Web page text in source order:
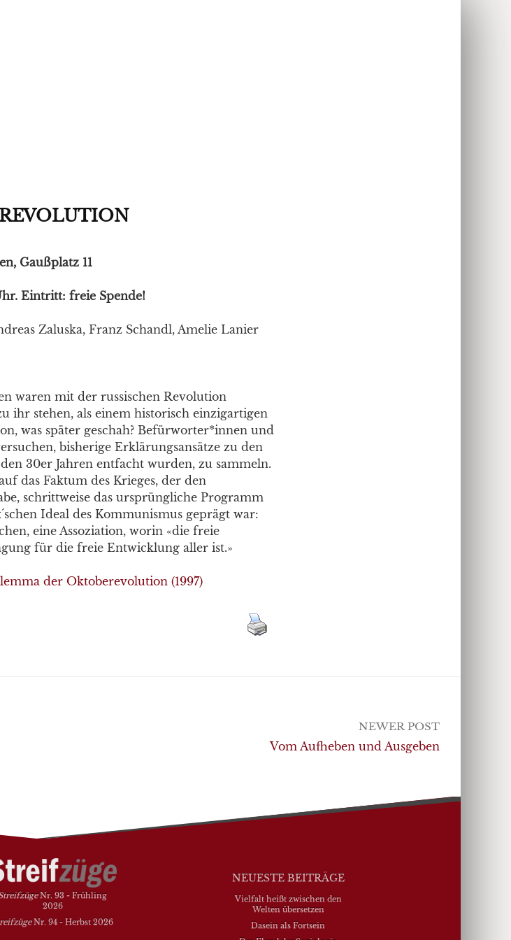
Gaußplatz 11
Eintritt: freie Spende!
Zaluska, Franz Schandl, Amelie Lanier
waren mit der russischen Revolution
ihr stehen, als einem historisch einzigartigen
was später geschah? Befürworter*innen und
bisherige Erklärungsansätze zu den
30er Jahren entfacht wurden, zu sammeln.
das Faktum des Krieges, der den
schrittweise das ursprüngliche Programm
Ideal des Kommunismus geprägt war:
eine Assoziation, worin «die freie
für die freie Entwicklung aller ist.»
der Oktoberevolution (1997)
NEWER POST
Vom Aufheben und Ausgeben
Nr. 93 - Frühling
2026
Nr. 94 - Herbst 2026
NEUESTE BEITRÄGE
Vielfalt heißt zwischen den
Welten übersetzen
Dasein als Fortsein